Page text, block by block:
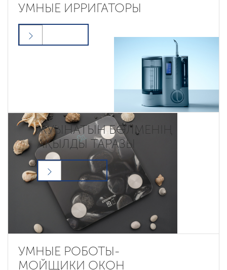
УМНЫЕ ИРРИГАТОРЫ
ЖУЫНАТЫН БӨЛМЕНІҢ
АҚЫЛДЫ ТАРАЗЫ
УМНЫЕ РОБОТЫ-
МОЙЩИКИ ОКОН